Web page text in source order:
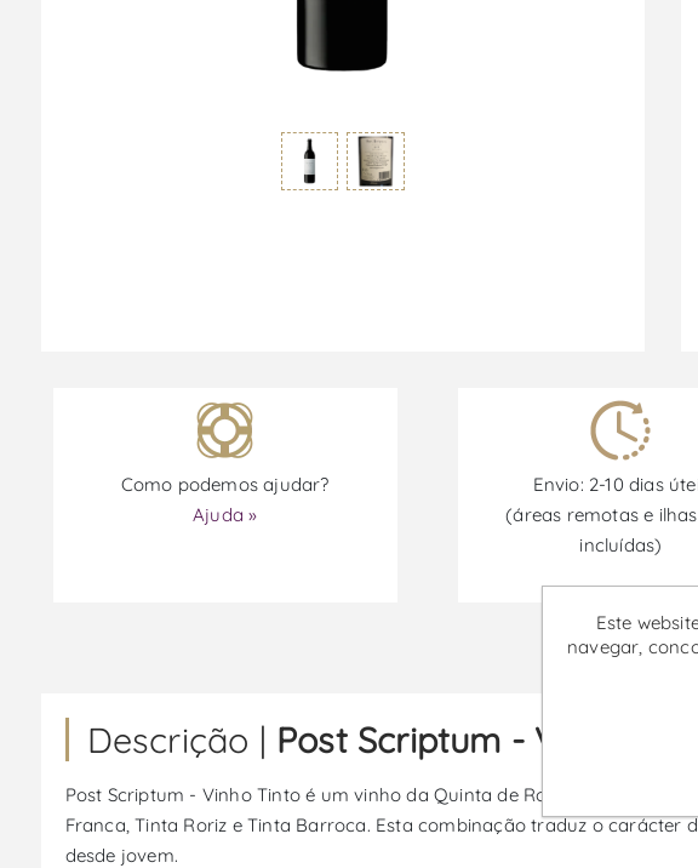
Como podemos ajudar?
Ajuda »
Envio: 2-10 dias
(áreas remotas e
incluídas)
Promoções
Descrição | Post Scriptum - Vinho Tinto
Post Scriptum - Vinho Tinto é um vinho da Quinta de Roriz, na região
Franca, Tinta Roriz e Tinta Barroca. Esta combinação traduz o
desde jovem.
Este
navegar,